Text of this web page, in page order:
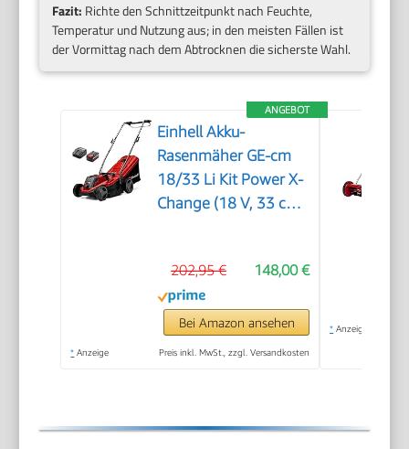
Fazit: Richte den Schnittzeitpunkt nach Feuchte,
Temperatur und Nutzung aus; in den meisten Fällen ist
der Vormittag nach dem Abtrocknen die sicherste Wahl.
ANGEBOT
Einhell Akku-
Rasenmäher GE-cm
18/33 Li Kit Power X-
Change (18 V, 33 cm
Fangkorb, 25-65 mm
Schnitthöhe, inkl. 4,0
Ah Akku + Ladegerät)
148,00 €
202,95 €
Bei Amazon ansehen
* Anzeige Preis inkl. MwSt., zzgl. Versandkosten
* Anzeige